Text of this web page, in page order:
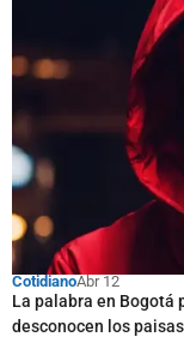
CotidianoAbr 12
La palabra en Bogotá
desconocen los paisas